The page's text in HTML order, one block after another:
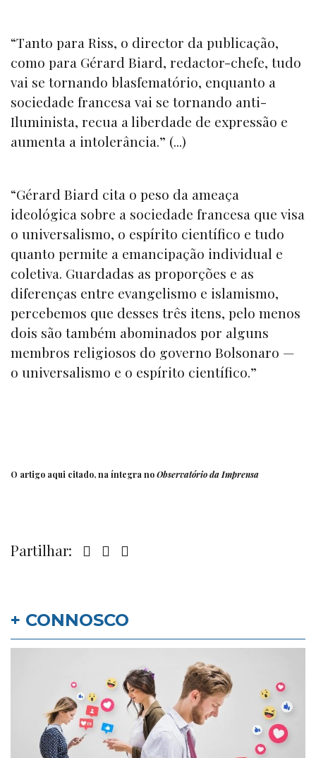
“Tanto para Riss, o director da publicação,
como para Gérard Biard, redactor-chefe, tudo
vai se tornando blasfematório, enquanto a
sociedade francesa vai se tornando anti-
Iluminista, recua a liberdade de expressão e
aumenta a intolerância.” (...)
“Gérard Biard cita o peso da ameaça
ideológica sobre a sociedade francesa que visa
o universalismo, o espírito científico e tudo
quanto permite a emancipação individual e
coletiva. Guardadas as proporções e as
diferenças entre evangelismo e islamismo,
percebemos que desses três itens, pelo menos
dois são também abominados por alguns
membros religiosos do governo Bolsonaro —
o universalismo e o espírito científico.”
O artigo aqui citado, na íntegra noObservatório da Imprensa
Partilhar:
+ CONNOSCO